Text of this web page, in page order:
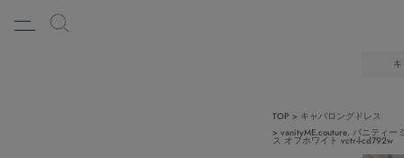
TOP
キャバロングドレス
vanityME.couture. バニティ
ス オフホワイト vctr-l-cd792w